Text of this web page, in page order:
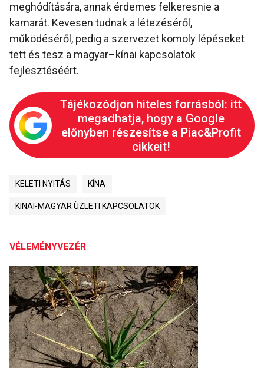
meghódítására, annak érdemes felkeresnie a
kamarát. Kevesen tudnak a létezéséről,
működéséről, pedig a szervezet komoly lépéseket
tett és tesz a magyar–kínai kapcsolatok
fejlesztéséért.
Tájékozódjon hiteles forrásból: itt
megadhatja, hogy a Google
előnyben részesítse a Piac&Profit
cikkeit!
KELETI NYITÁS KÍNA
KINAI-MAGYAR ÜZLETI KAPCSOLATOK
VÉLEMÉNYVEZÉR